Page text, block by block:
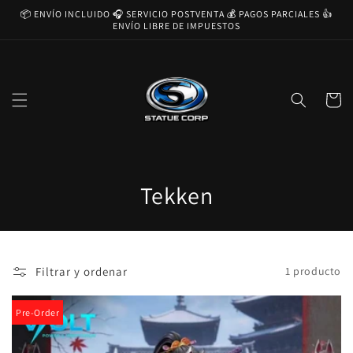
directamente
📦 ENVÍO INCLUIDO 🎧 SERVICIO POSTVENTA 💰 PAGOS PARCIALES 👍
ENVÍO LIBRE DE IMPUESTOS
Carrito
C
o
c
Tekken
Filtrar y ordenar 1 producto
Pre-Order